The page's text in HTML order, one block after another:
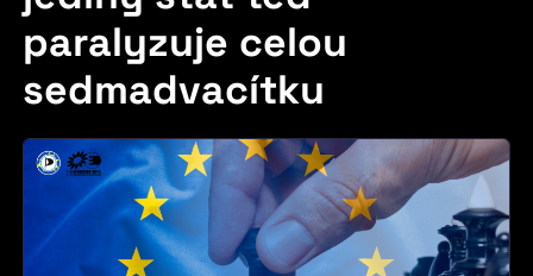
paralyzuje celou
sedmadvacítku